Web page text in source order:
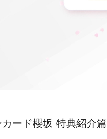
カード櫻坂 特典紹介篇